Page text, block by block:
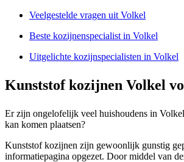
Veelgestelde vragen uit Volkel
Beste kozijnenspecialist in Volkel
Uitgelichte kozijnspecialisten in Volkel
Kunststof kozijnen Volkel
Er zijn ongelofelijk veel huishoudens in
kan komen plaatsen?
Kunststof kozijnen zijn gewoonlijk gunstig
informatiepagina opgezet. Door middel van